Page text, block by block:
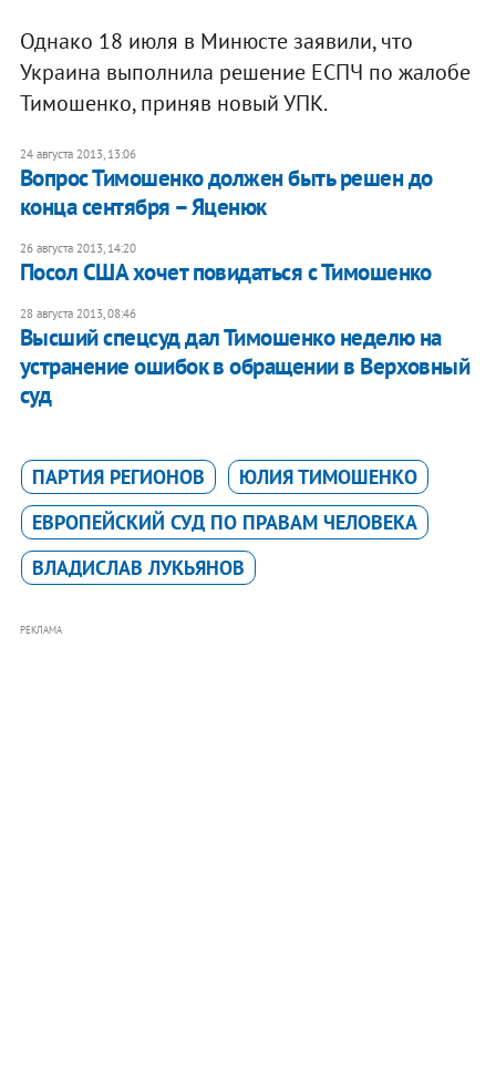
Однако 18 июля в Минюсте заявили, что
Украина выполнила решение ЕСПЧ по жалобе
Тимошенко, приняв новый УПК.
24 августа 2013, 13:06
Вопрос Тимошенко должен быть решен до
конца сентября – Яценюк
26 августа 2013, 14:20
Посол США хочет повидаться с Тимошенко
28 августа 2013, 08:46
Высший спецсуд дал Тимошенко неделю на
устранение ошибок в обращении в Верховный
суд
ПАРТИЯ РЕГИОНОВ
ЮЛИЯ ТИМОШЕНКО
ЕВРОПЕЙСКИЙ СУД ПО ПРАВАМ ЧЕЛОВЕКА
ВЛАДИСЛАВ ЛУКЬЯНОВ
РЕКЛАМА